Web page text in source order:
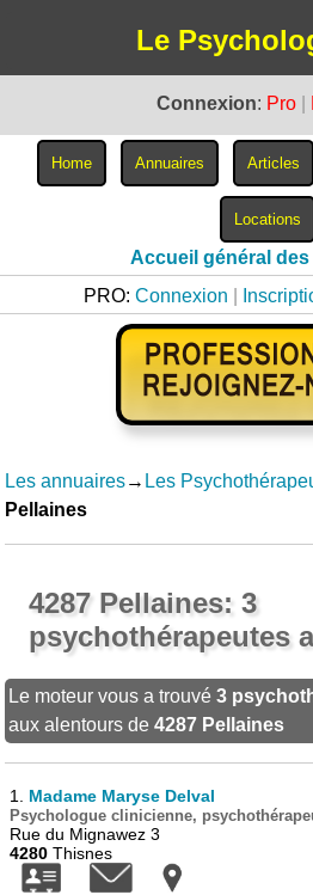
Le
Connexion: Pro
Accueil général
PRO: Connexion
Les annuaires→ Les
Pellaines
4287 Pellaines: 3
psychothérapeutes
Le moteur vous a trouvé3
aux alentours de4287 Pellaines
1. Madame Maryse Delval
Psychologue clinicienne,
Rue du Mignawez 3
4280 Thisnes